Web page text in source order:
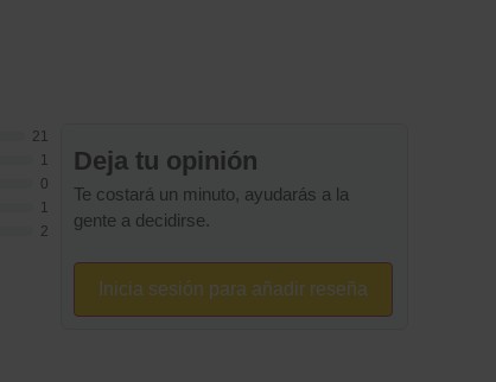
21
1
0
1
2
Deja tu opinión
Te costará un minuto, ayudarás a la
gente a decidirse.
Inicia sesión para añadir reseña